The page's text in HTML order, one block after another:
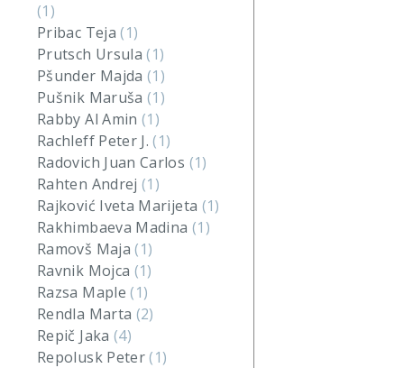
(1)
Pribac Teja(1)
Prutsch Ursula(1)
Pšunder Majda(1)
Pušnik Maruša(1)
Rabby Al Amin(1)
Rachleff Peter J.(1)
Radovich Juan Carlos (1)
Rahten Andrej(1)
Rajković Iveta Marijeta (1)
Rakhimbaeva Madina (1)
Ramovš Maja(1)
Ravnik Mojca (1)
Razsa Maple(1)
Rendla Marta (2)
Repič Jaka (4)
Repolusk Peter(1)